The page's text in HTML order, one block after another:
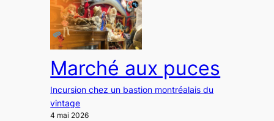
Marché aux puces
Incursion chez un bastion montréalais du
vintage
4 mai 2026